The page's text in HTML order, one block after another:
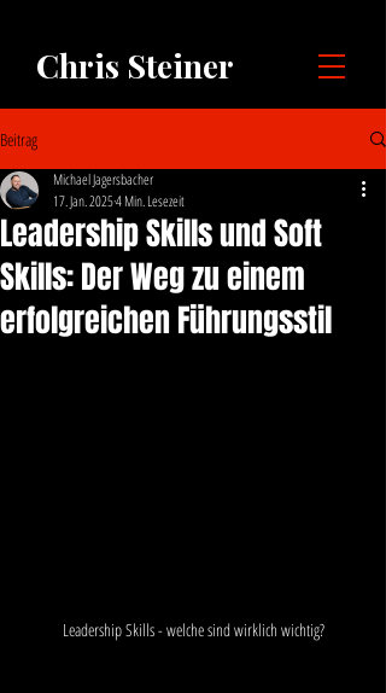
Chris Steiner
Beitrag
Leadership Skills und Soft
Skills: Der Weg zu einem
erfolgreichen Führungsstil
Michael Jagersbacher
17. Jan. 20254 Min. Lesezeit
Leadership Skills - welche sind wirklich wichtig?